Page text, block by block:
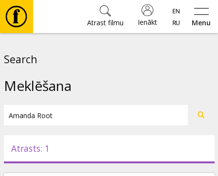
Menu
Ienākt
Atrast filmu
Pasākumi
Search
Meklēšana
Atrasts: 1